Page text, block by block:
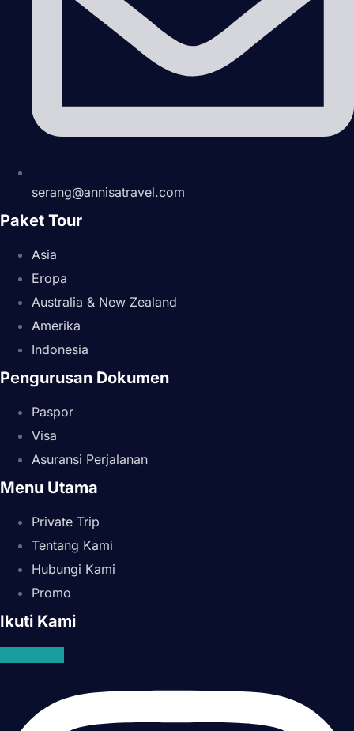
serang@annisatravel.com
Paket Tour
Asia
Eropa
Australia & New Zealand
Amerika
Indonesia
Pengurusan Dokumen
Paspor
Visa
Asuransi Perjalanan
Menu Utama
Private Trip
Tentang Kami
Hubungi Kami
Promo
Ikuti Kami